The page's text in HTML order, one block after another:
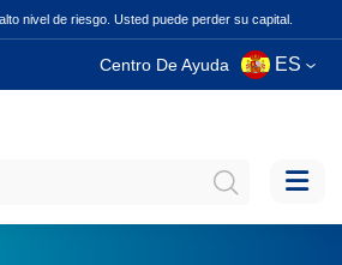
nivel de riesgo. Usted puede perder su capital.
Centro De Ayuda ES